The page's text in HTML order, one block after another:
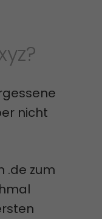
nicht
.de zum